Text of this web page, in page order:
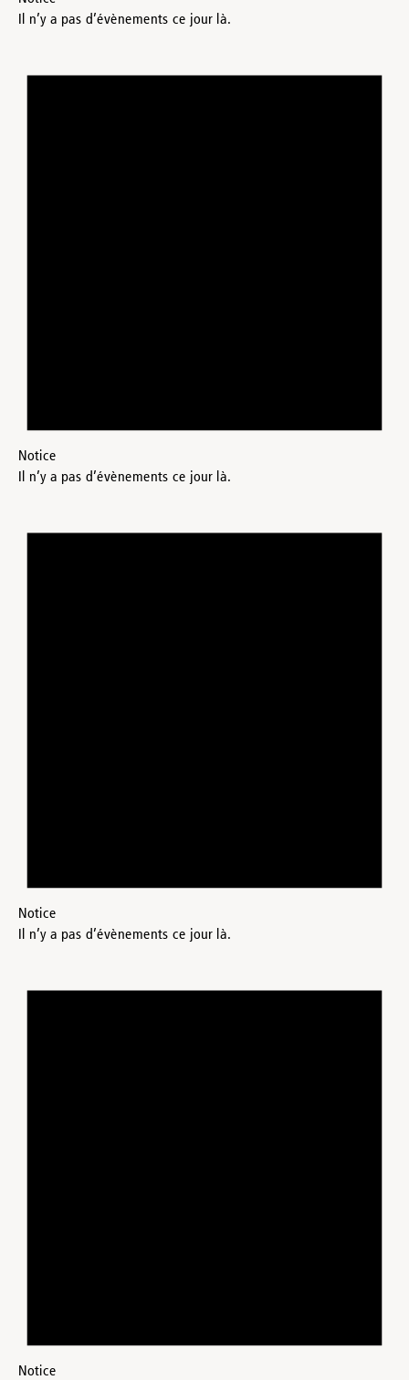
Il n’y a pas d’évènements ce jour là.
Notice
Il n’y a pas d’évènements ce jour là.
Notice
Il n’y a pas d’évènements ce jour là.
Notice